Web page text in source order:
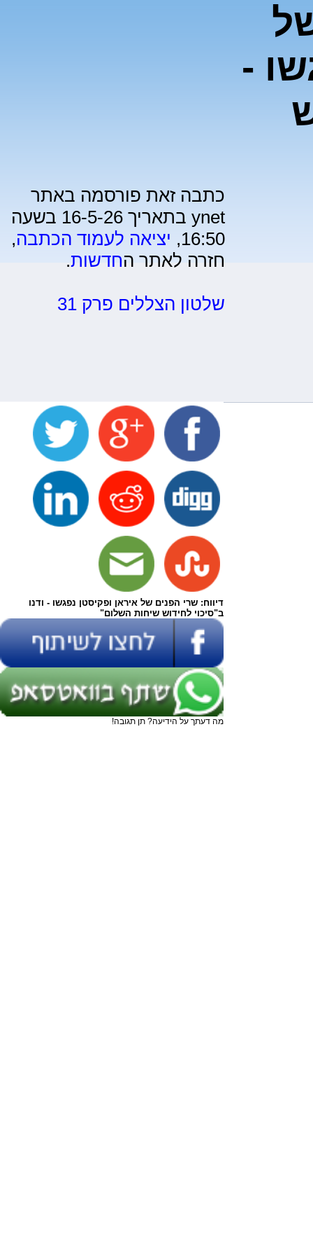
-
כתבה זאת פורסמה באתר
ynet בתאריך 16-5-26 בשעה
16:50, יציאה לעמוד הכתבה,
חזרה לאתר החדשות.
שלטון הצללים פרק 31
דיווח: שרי הפנים של איראן ופקיסטן נפגשו - ודנו
ב"סיכוי לחידוש שיחות השלום"
מה דעתך על הידיעה? תן תגובה!